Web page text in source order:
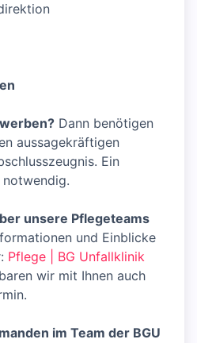
Dann benötigen
aussagekräftigen
Ein
unsere Pflegeteams
und Einblicke
Pflege | BG Unfallklinik
wir mit Ihnen auch
im Team der BGU